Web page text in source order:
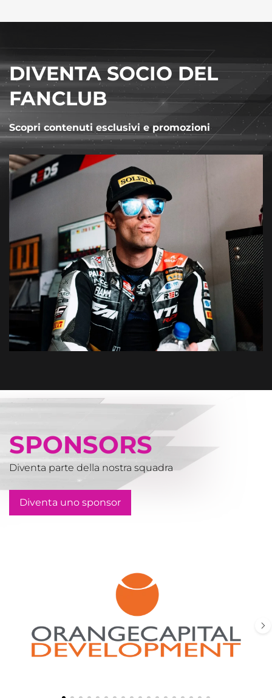
DIVENTA SOCIO DEL
FANCLUB
Scopri contenuti esclusivi e promozioni
SPONSORS
Diventa parte della nostra squadra
Diventa uno sponsor